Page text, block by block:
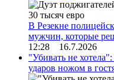
В Резекне
мужчин, которые
12:28 16.7.2026
"Убивать не
ударов ножом в